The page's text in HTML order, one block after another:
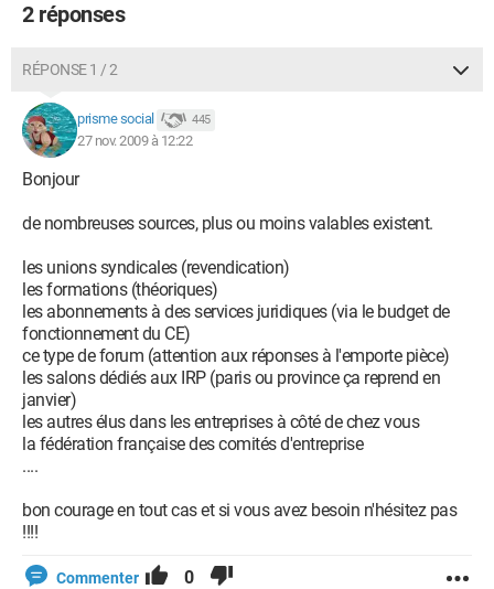
2 réponses
RÉPONSE 1 / 2
prisme social 445
27 nov. 2009 à 12:22
Bonjour
de nombreuses sources, plus ou moins valables existent.
les unions syndicales (revendication)
les formations (théoriques)
les abonnements à des services juridiques (via le budget de
fonctionnement du CE)
ce type de forum (attention aux réponses à l'emporte pièce)
les salons dédiés aux IRP (paris ou province ça reprend en
janvier)
les autres élus dans les entreprises à côté de chez vous
la fédération française des comités d'entreprise
....
bon courage en tout cas et si vous avez besoin n'hésitez pas
!!!!
Commenter 0